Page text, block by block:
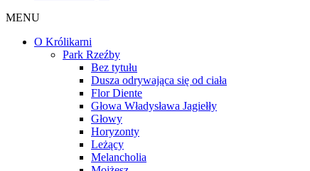
MENU
O Królikarni
Park Rzeźby
Bez tytułu
Dusza odrywająca się od ciała
Flor Diente
Głowa Władysława Jagiełły
Głowy
Horyzonty
Leżący
Melancholia